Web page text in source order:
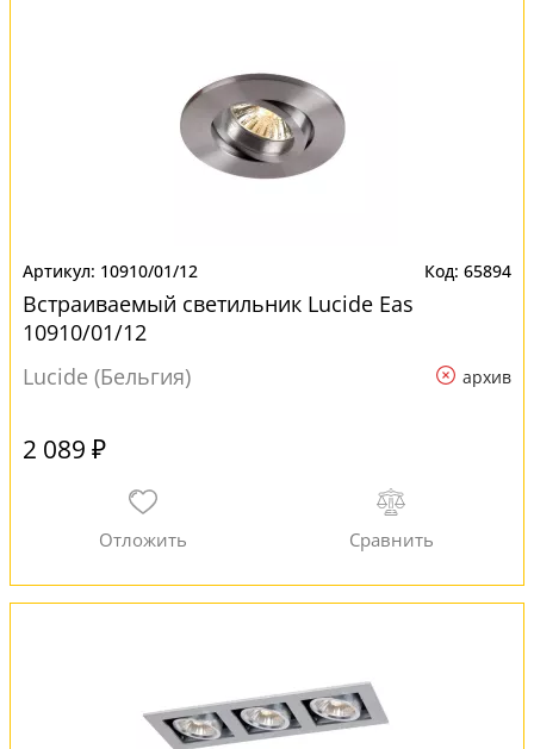
10910/01/12 65894
Встраиваемый светильник Lucide Eas
10910/01/12
Lucide (Бельгия)
архив
2 089 ₽